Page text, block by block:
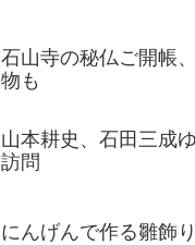
石山寺の秘仏ご開帳
物も
山本耕史、石田三成
訪問
にんげんで作る雛飾